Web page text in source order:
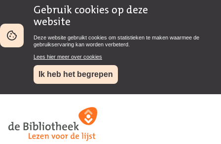
Gebruik cookies op deze
website
Deze website gebruikt cookies om statistieken te maken waarmee de
gebruikservaring kan worden verbeterd.
Lees hier meer over cookies
Ik heb het begrepen